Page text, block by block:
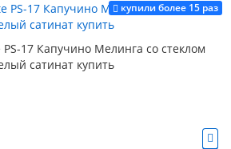
купили более 15 раз
17 Капучино Мелинга со стеклом
сатинат купить